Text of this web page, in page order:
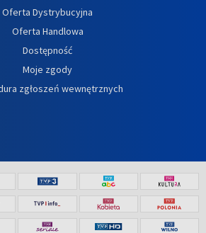
Oferta Dystrybucyjna
Oferta Handlowa
Dostępność
Moje zgody
zgłoszeń wewnętrznych